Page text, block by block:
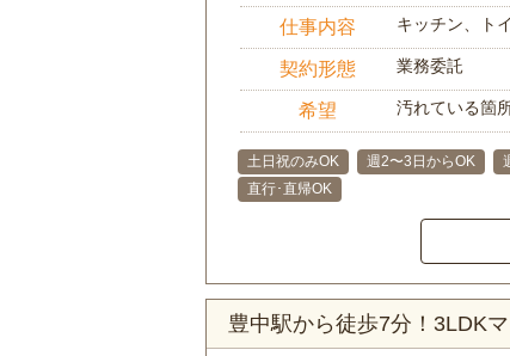
仕事内容 キッチン、ト
契約形態 業務委託
希望 汚れている箇
土日祝のみOK 週2〜3日からOK
直行･直帰OK
豊中駅から徒歩7分！3LDK